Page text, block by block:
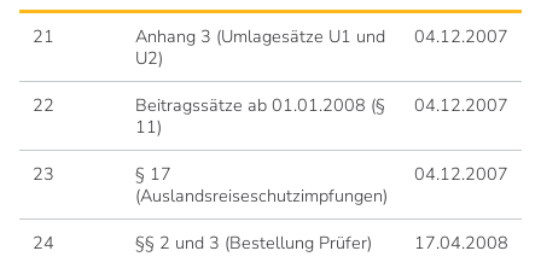
21
Anhang 3 (Umlagesätze U1 und
U2)
04.12.2007
22
Beitragssätze ab 01.01.2008 (§
11)
04.12.2007
23
§ 17
(Auslandsreiseschutzimpfungen)
04.12.2007
24 §§ 2 und 3 (Bestellung Prüfer) 17.04.2008